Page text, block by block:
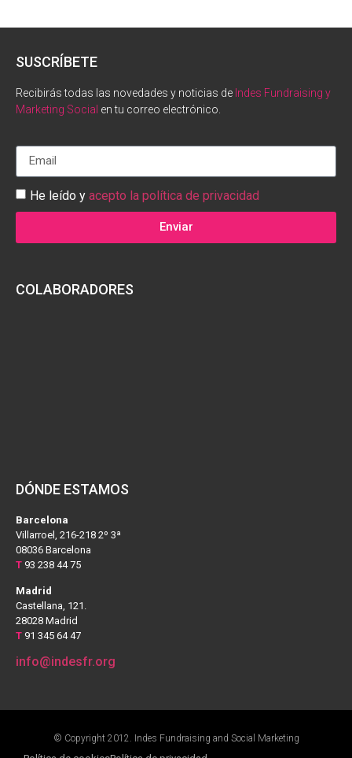
SUSCRÍBETE
Recibirás todas las novedades y noticias de Indes Fundraising y
Marketing Social en tu correo electrónico.
He leído y acepto la política de privacidad
Enviar
COLABORADORES
DÓNDE ESTAMOS
Barcelona
Villarroel, 216-218 2º 3ª
08036 Barcelona
T 93 238 44 75
Madrid
Castellana, 121.
28028 Madrid
T 91 345 64 47
info@indesfr.org
© Copyright 2012. Indes Fundraising and Social Marketing